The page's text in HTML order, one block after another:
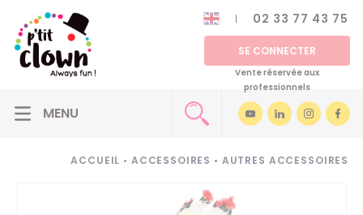
02 33 77 43 75
SE CONNECTER
Vente réservée aux
professionnels
ACCUEIL • ACCESSOIRES • AUTRES ACCESSOIRES